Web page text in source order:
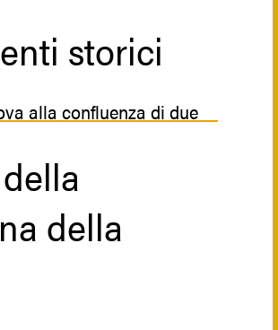
fu completato nel
nel 1815.
esposta un’icona della
raffigurata con le
bizantina: due
fronte, simbolo della
di Maria (prima, durante
storici
alla confluenza di due
la Salita
con la scalinata che
il quartiere
superiore e la strada
questo motivo ai due
come ci dice una
della